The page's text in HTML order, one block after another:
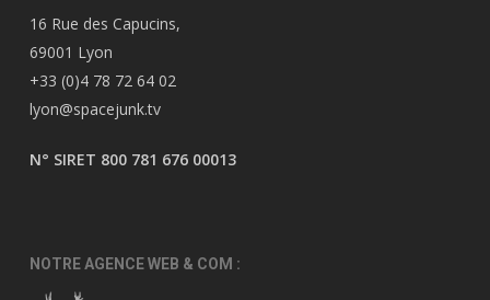
16 Rue des Capucins,
69001 Lyon
+33 (0)4 78 72 64 02
lyon@spacejunk.tv
N° SIRET 800 781 676 00013
NOTRE AGENCE WEB & COM :